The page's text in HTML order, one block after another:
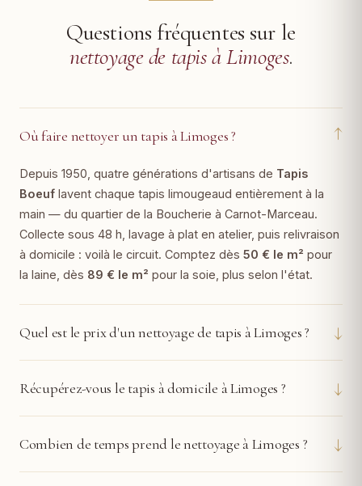
Questions fréquentes sur le
nettoyage de tapis à Limoges.
Où faire nettoyer un tapis à Limoges ? ↓
Depuis 1950, quatre générations d'artisans de Tapis
Boeuf lavent chaque tapis limougeaud entièrement à la
main — du quartier de la Boucherie à Carnot-Marceau.
Collecte sous 48 h, lavage à plat en atelier, puis relivraison
à domicile : voilà le circuit. Comptez dès 50 € le m² pour
la laine, dès 89 € le m² pour la soie, plus selon l'état.
Quel est le prix d'un nettoyage de tapis à Limoges ? ↓
Récupérez-vous le tapis à domicile à Limoges ? ↓
Combien de temps prend le nettoyage à Limoges ? ↓